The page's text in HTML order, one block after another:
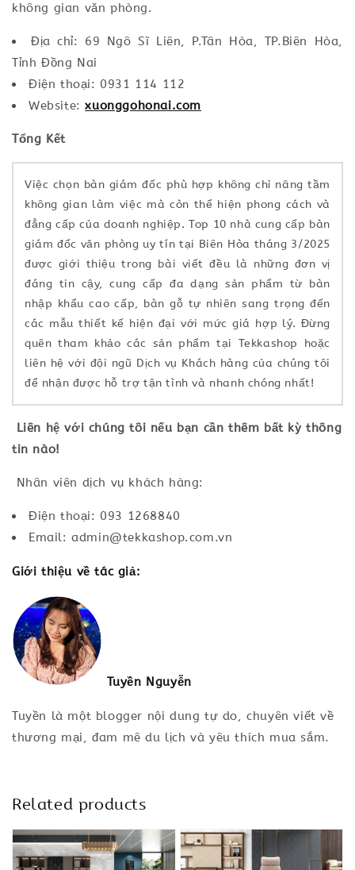
không gian văn phòng.
Địa chỉ: 69 Ngô Sĩ Liên, P.Tân Hòa, TP.Biên Hòa,
Tỉnh Đồng Nai
Điện thoại: 0931 114 112
Website:xuonggohonai.com
Tổng Kết
Việc chọn bàn giám đốc phù hợp không chỉ nâng tầm
không gian làm việc mà còn thể hiện phong cách và
đẳng cấp của doanh nghiệp. Top 10 nhà cung cấp bàn
giám đốc văn phòng uy tín tại Biên Hòa tháng 3/2025
được giới thiệu trong bài viết đều là những đơn vị
đáng tin cậy, cung cấp đa dạng sản phẩm từ bàn
nhập khẩu cao cấp, bàn gỗ tự nhiên sang trọng đến
các mẫu thiết kế hiện đại với mức giá hợp lý. Đừng
quên tham khảo các sản phẩm tại Tekkashop hoặc
liên hệ với đội ngũ Dịch vụ Khách hàng của chúng tôi
để nhận được hỗ trợ tận tình và nhanh chóng nhất!
Liên hệ với chúng tôi nếu bạn cần thêm bất kỳ thông
tin nào!
Nhân viên dịch vụ khách hàng:
Điện thoại: 093 1268840
Email: admin@tekkashop.com.vn
Giới thiệu về tác giả:
Tuyền Nguyễn
Tuyền là một blogger nội dung tự do, chuyên viết về
thương mại, đam mê du lịch và yêu thích mua sắm.
Related products